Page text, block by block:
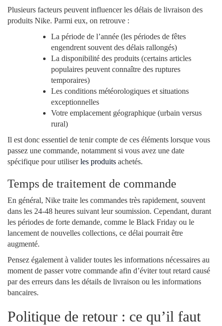
Plusieurs facteurs peuvent influencer les délais de livraison des
produits Nike. Parmi eux, on retrouve :
La période de l’année (les périodes de fêtes
engendrent souvent des délais rallongés)
La disponibilité des produits (certains articles
populaires peuvent connaître des ruptures
temporaires)
Les conditions météorologiques et situations
exceptionnelles
Votre emplacement géographique (urbain versus
rural)
Il est donc essentiel de tenir compte de ces éléments lorsque vous
passez une commande, notamment si vous avez une date
spécifique pour utiliserles produits achetés.
Temps de traitement de commande
En général, Nike traite les commandes très rapidement, souvent
dans les 24-48 heures suivant leur soumission. Cependant, durant
les périodes de forte demande, comme le Black Friday ou le
lancement de nouvelles collections, ce délai pourrait être
augmenté.
Pensez également à valider toutes les informations nécessaires au
moment de passer votre commande afin d’éviter tout retard causé
par des erreurs dans les détails de livraison ou les informations
bancaires.
Politique de retour : ce qu’il faut